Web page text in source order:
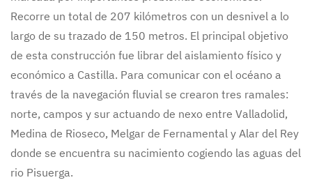
Recorre un total de 207 kilómetros con un desnivel a lo
largo de su trazado de 150 metros. El principal objetivo
de esta construcción fue librar del aislamiento físico y
económico a Castilla. Para comunicar con el océano a
través de la navegación fluvial se crearon tres ramales:
norte, campos y sur actuando de nexo entre Valladolid,
Medina de Rioseco, Melgar de Fernamental y Alar del Rey
donde se encuentra su nacimiento cogiendo las aguas del
rio Pisuerga.